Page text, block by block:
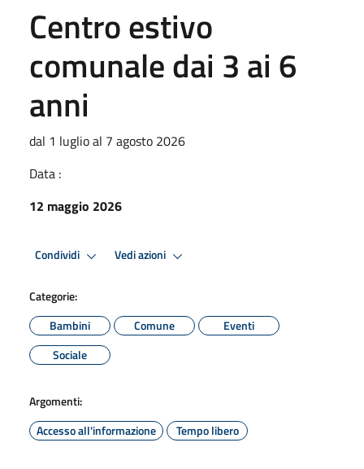
Centro estivo
comunale dai 3 ai 6
anni
dal 1 luglio al 7 agosto 2026
Data :
12 maggio 2026
Condividi Vedi azioni
Categorie:
Bambini
Comune
Eventi
Sociale
Argomenti:
Accesso all'informazione
Tempo libero